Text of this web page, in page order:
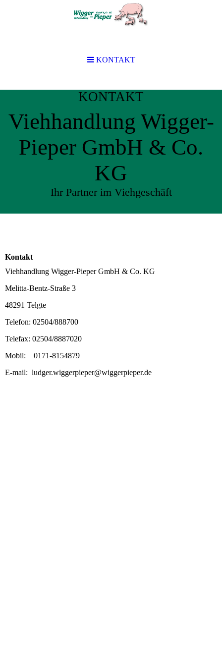
KONTAKT
Viehhandlung Wigger-
Pieper GmbH & Co.
KG
Ihr Partner im Viehgeschäft
Kontakt
Viehhandlung Wigger-Pieper GmbH & Co. KG
Melitta-Bentz-Straße 3
48291 Telgte
Telefon: 02504/888700
Telefax: 02504/8887020
Mobil: 0171-8154879
E-mail: ludger.wiggerpieper@wiggerpieper.de
KONTAKT